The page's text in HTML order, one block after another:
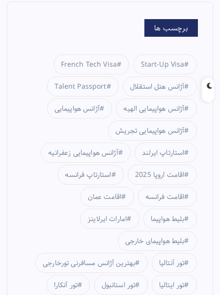
برچسب ها
French Tech Visa Start-Up Visa
Talent Passport آژانس هتل استقلال
آژانس هواپیمایی آژانس هواپیمایی الهیه
آژانس هواپیمایی تجریش
آژانس هواپیمایی زعفرانیه استارتاپ ایرلند
استارتاپ فرانسه اقامت اروپا 2025
اقامت عمان اقامت فرانسه
امارات ایرلاینز بلیط هواپیما
بلیط هواپیمای خارجی
بهترین آژانس مسافرنی تورخارجی تور آنتالیا
تور آنکارا تور استانبول تور ایتالیا